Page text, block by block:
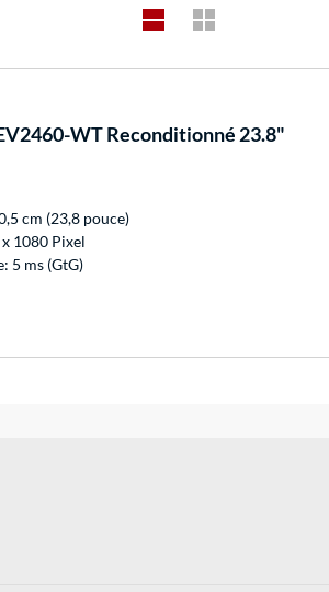
WT Reconditionné 23.8"
cm (23,8 pouce)
1080 Pixel
5 ms (GtG)